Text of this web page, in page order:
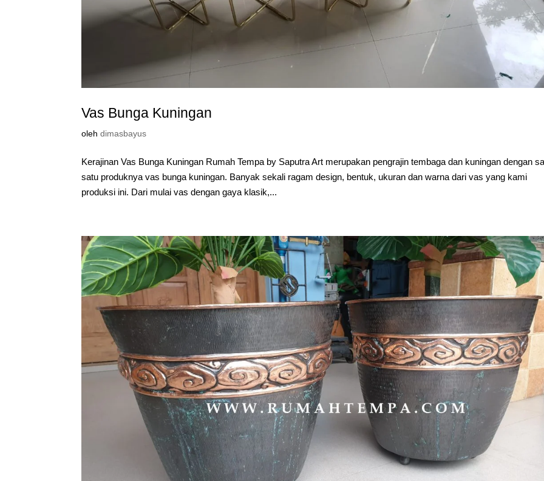
Vas Bunga Kuningan
olehdimasbayus
Kerajinan Vas Bunga Kuningan Rumah Tempa by Saputra Art merupakan pengrajin tembaga dan kuningan dengan
satu produknya vas bunga kuningan. Banyak sekali ragam design, bentuk, ukuran dan warna dari vas yang kami
produksi ini. Dari mulai vas dengan gaya klasik,...